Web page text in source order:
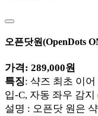
오픈닷원(OpenDots
가격: 289,000원
특징: 샥즈 최초 이
입-C, 자동 좌우 감지
설명 : 오픈닷 원은